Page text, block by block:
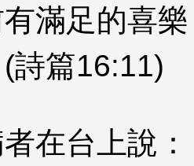
滿足的喜
詩篇16:11)
在台上說